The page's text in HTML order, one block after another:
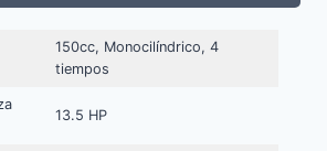
150cc, Monocilíndrico, 4
tiempos
13.5 HP